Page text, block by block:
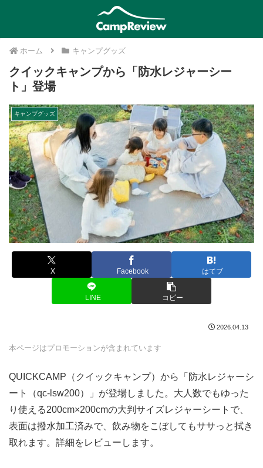
ホーム キャンプグッズ
クイックキャンプから「防水レジャーシー
ト」登場
キャンプグッズ
X Facebook はてブ
LINE コピー
2026.04.13
本ページはプロモーションが含まれています
QUICKCAMP（クイックキャンプ）から「防水レジャーシ
ート（qc-lsw200）」が登場しました。大人数でもゆった
り使える200cm×200cmの大判サイズレジャーシートで、
表面は撥水加工済みで、飲み物をこぼしてもササっと拭き
取れます。詳細をレビューします。